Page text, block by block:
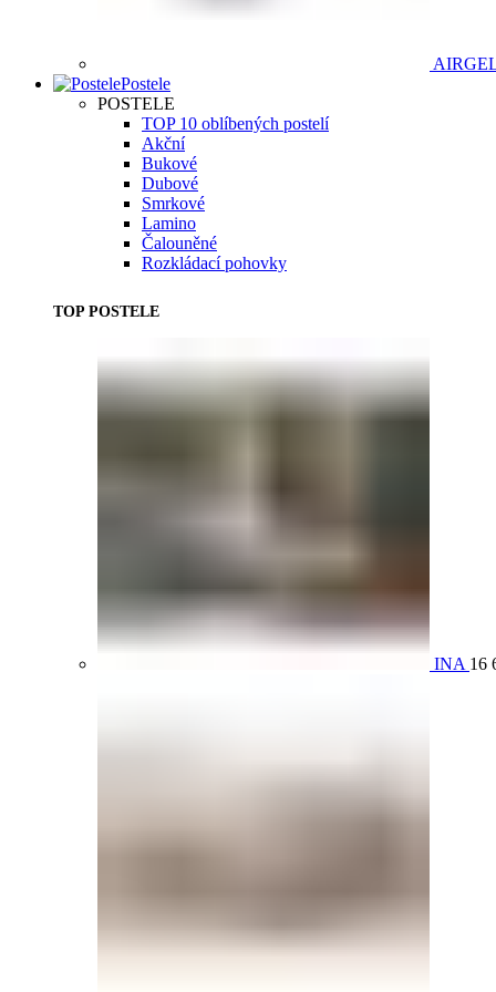
Postele
POSTELE
TOP 10 oblíbených postelí
Akční
Bukové
Dubové
Smrkové
Lamino
Čalouněné
Rozkládací pohovky
TOP POSTELE
INA 16